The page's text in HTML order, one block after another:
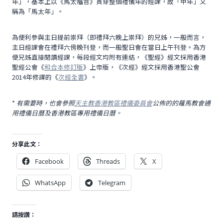
稱為「馬太年」。
為便利參與主日提前崇拜（即禮拜六晚上崇拜）的兄姊，一般而言，
主日經課會在禮拜六傍晚刊登，而一般聖日會在當日上午刊登。為方
便兄姊直接閱讀經課，每段經文均附有連結，《聖經》經文採用香港
聖經公會《和合本修訂版》上帝版，《次經》經文採用香港聖公會
2014年修譯的《次經全書》。
* 有需要時，也會參照天主教香港教區禮儀委員會公佈的的羅馬教會通
用禮儀日曆及香港教區專用禮儀日曆。
分享此文：
Facebook Threads X
WhatsApp Telegram
請按讚：